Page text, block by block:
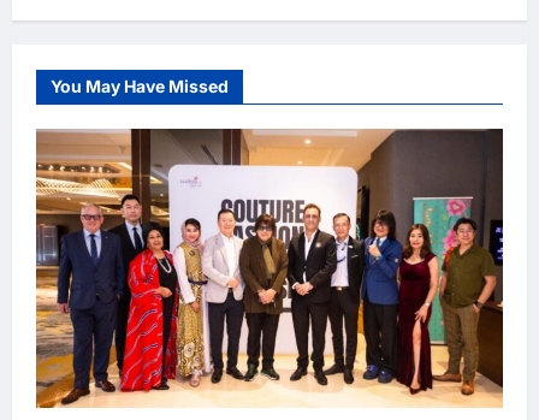
a
v
i
g
a
t
i
o
n
You May Have Missed